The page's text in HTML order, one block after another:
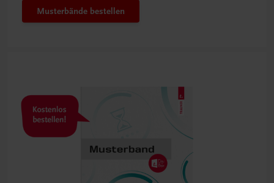
Musterbände bestellen